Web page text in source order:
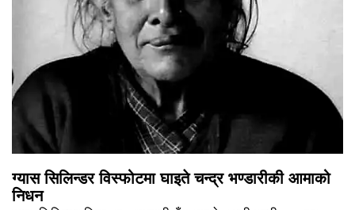
ग्यास सिलिन्डर विस्फोटमा घाइते चन्द्र भण्डारीकी आमाको
निधन